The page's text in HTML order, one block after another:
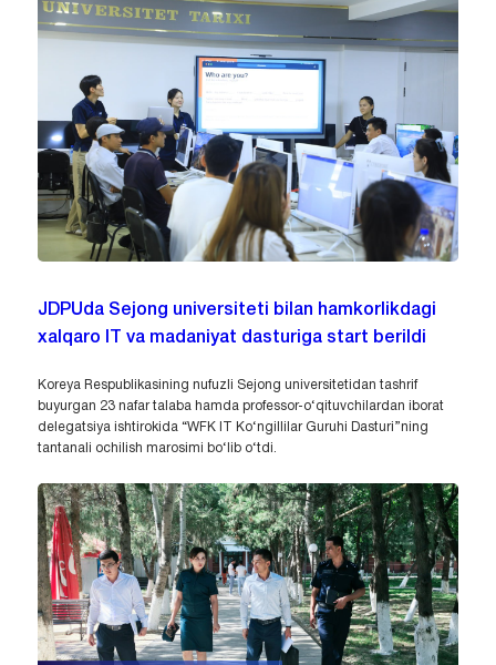
JDPUda Sejong universiteti bilan hamkorlikdagi
xalqaro IT va madaniyat dasturiga start berildi
Koreya Respublikasining nufuzli Sejong universitetidan tashrif
buyurgan 23 nafar talaba hamda professor-o‘qituvchilardan iborat
delegatsiya ishtirokida “WFK IT Ko‘ngillilar Guruhi Dasturi”ning
tantanali ochilish marosimi bo‘lib o‘tdi.